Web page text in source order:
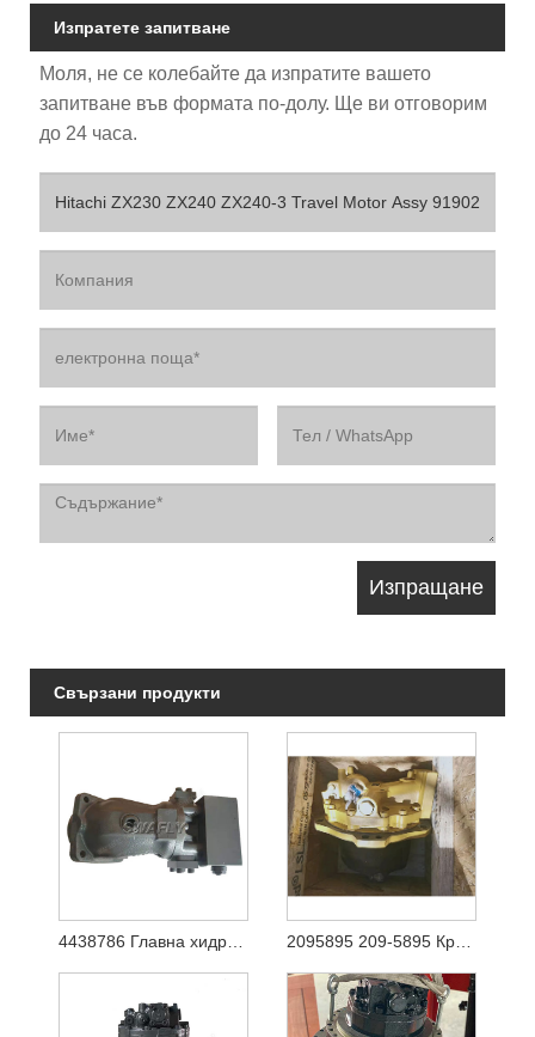
Изпратете запитване
Моля, не се колебайте да изпратите вашето
запитване във формата по-долу. Ще ви отговорим
до 24 часа.
Свързани продукти